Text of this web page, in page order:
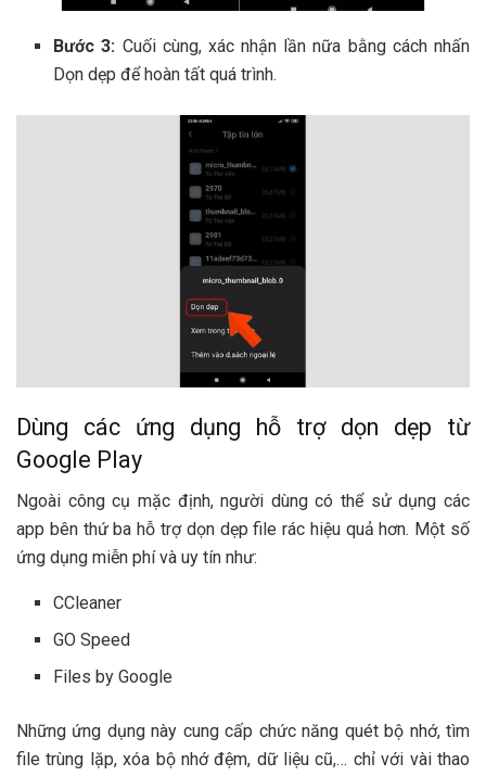
Bước 3: Cuối cùng, xác nhận lần nữa bằng cách nhấn
Dọn dẹp để hoàn tất quá trình.
Dùng các ứng dụng hỗ trợ dọn dẹp từ
Google Play
Ngoài công cụ mặc định, người dùng có thể sử dụng các
app bên thứ ba hỗ trợ dọn dẹp file rác hiệu quả hơn. Một số
ứng dụng miễn phí và uy tín như:
CCleaner
GO Speed
Files by Google
Những ứng dụng này cung cấp chức năng quét bộ nhớ, tìm
file trùng lặp, xóa bộ nhớ đệm, dữ liệu cũ,… chỉ với vài thao